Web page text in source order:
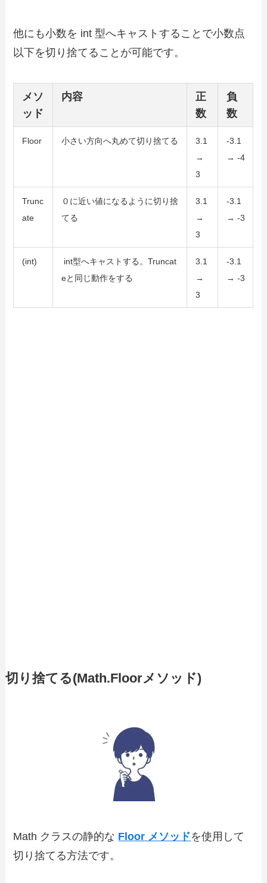
他にも小数を int 型へキャストすることで小数点
以下を切り捨てることが可能です。
メソ
ッド
内容
正
数
負
数
Floor 小さい方向へ丸めて切り捨てる
3.1
→
3
-3.1
→ -4
Trunc
ate
０に近い値になるように切り捨
てる
3.1
→
3
-3.1
→ -3
(int)
int型へキャストする。Truncat
eと同じ動作をする
3.1
→
3
-3.1
→ -3
切り捨てる(Math.Floorメソッド)
Math クラスの静的な Floor メソッドを使用して
切り捨てる方法です。